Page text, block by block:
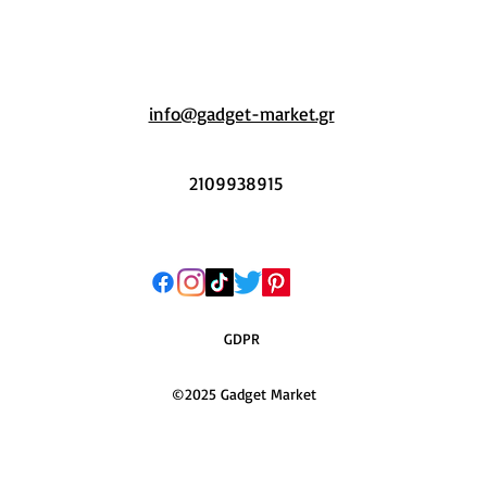
info@gadget-market.gr
2109938915
GDPR
©2025 Gadget Market